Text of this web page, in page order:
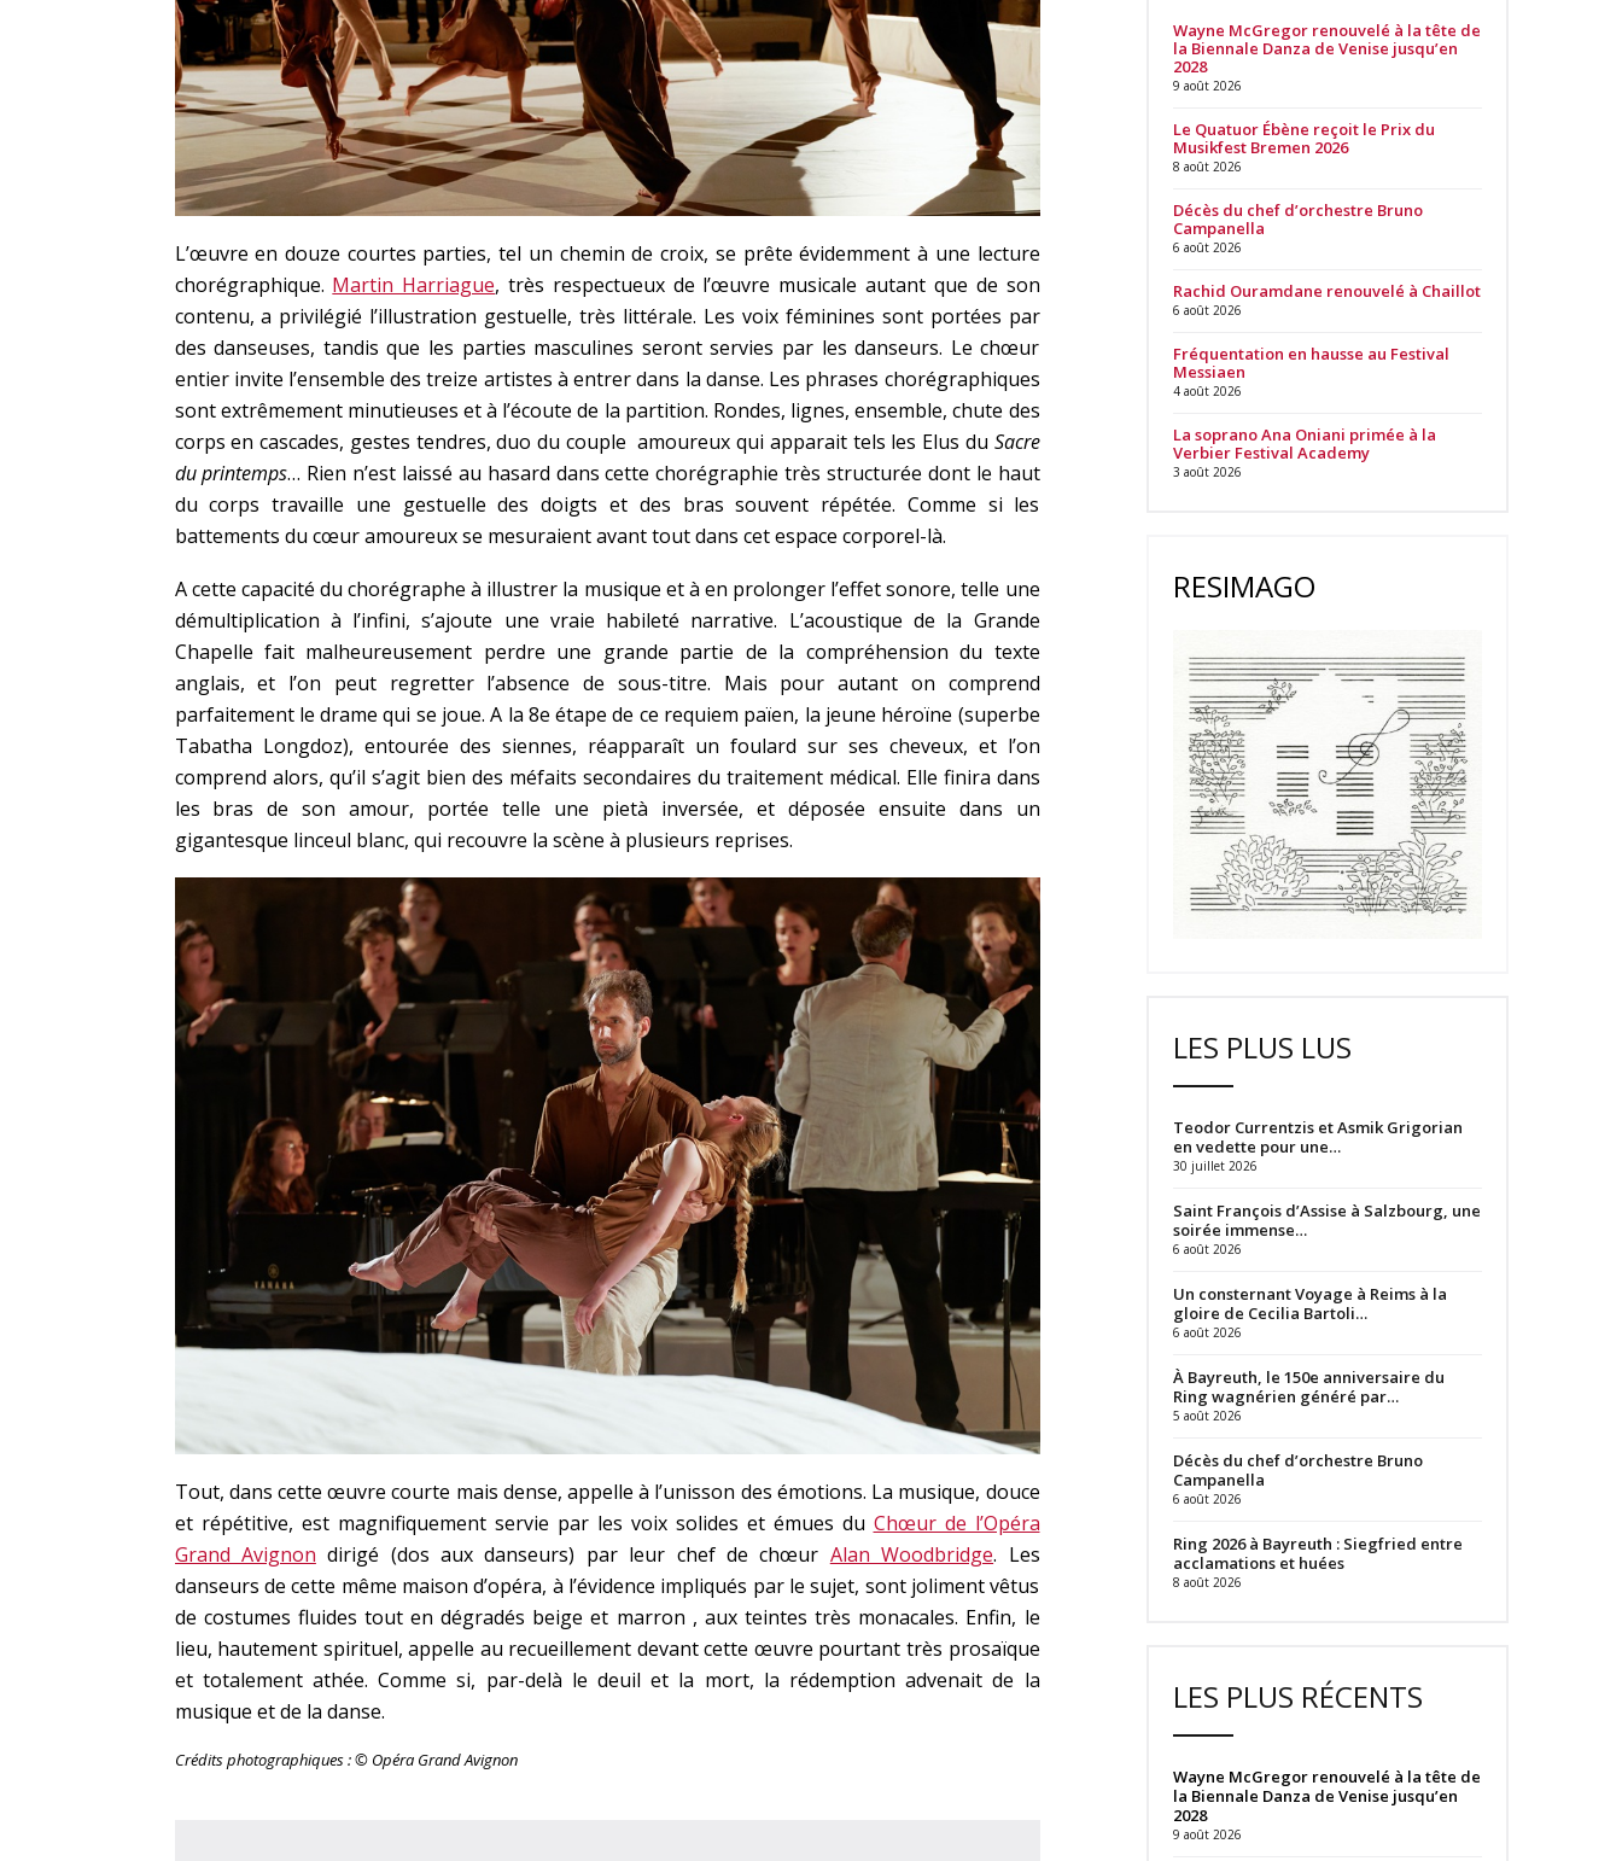
L’œuvre en douze courtes parties, tel un chemin de croix, se prête évidemment à une lecture
chorégraphique. Martin Harriague, très respectueux de l’œuvre musicale autant que de son
contenu, a privilégié l’illustration gestuelle, très littérale. Les voix féminines sont portées par
des danseuses, tandis que les parties masculines seront servies par les danseurs. Le chœur
entier invite l’ensemble des treize artistes à entrer dans la danse. Les phrases chorégraphiques
sont extrêmement minutieuses et à l’écoute de la partition. Rondes, lignes, ensemble, chute des
corps en cascades, gestes tendres, duo du couple amoureux qui apparait tels les Elus du Sacre
du printemps… Rien n’est laissé au hasard dans cette chorégraphie très structurée dont le haut
du corps travaille une gestuelle des doigts et des bras souvent répétée. Comme si les
battements du cœur amoureux se mesuraient avant tout dans cet espace corporel-là.
A cette capacité du chorégraphe à illustrer la musique et à en prolonger l’effet sonore, telle une
démultiplication à l’infini, s’ajoute une vraie habileté narrative. L’acoustique de la Grande
Chapelle fait malheureusement perdre une grande partie de la compréhension du texte
anglais, et l’on peut regretter l’absence de sous-titre. Mais pour autant on comprend
parfaitement le drame qui se joue. A la 8e étape de ce requiem païen, la jeune héroïne (superbe
Tabatha Longdoz), entourée des siennes, réapparaît un foulard sur ses cheveux, et l’on
comprend alors, qu’il s’agit bien des méfaits secondaires du traitement médical. Elle finira dans
les bras de son amour, portée telle une pietà inversée, et déposée ensuite dans un
gigantesque linceul blanc, qui recouvre la scène à plusieurs reprises.
Tout, dans cette œuvre courte mais dense, appelle à l’unisson des émotions. La musique, douce
et répétitive, est magnifiquement servie par les voix solides et émues du Chœur de l’Opéra
Grand Avignon dirigé (dos aux danseurs) par leur chef de chœur Alan Woodbridge. Les
danseurs de cette même maison d’opéra, à l’évidence impliqués par le sujet, sont joliment vêtus
de costumes fluides tout en dégradés beige et marron , aux teintes très monacales. Enfin, le
lieu, hautement spirituel, appelle au recueillement devant cette œuvre pourtant très prosaïque
et totalement athée. Comme si, par-delà le deuil et la mort, la rédemption advenait de la
musique et de la danse.
Crédits photographiques : © Opéra Grand Avignon
Wayne McGregor renouvelé à la tête de
la Biennale Danza de Venise jusqu’en
2028
9 août 2026
Le Quatuor Ébène reçoit le Prix du
Musikfest Bremen 2026
8 août 2026
Décès du chef d’orchestre Bruno
Campanella
6 août 2026
Rachid Ouramdane renouvelé à Chaillot
6 août 2026
Fréquentation en hausse au Festival
Messiaen
4 août 2026
La soprano Ana Oniani primée à la
Verbier Festival Academy
3 août 2026
RESIMAGO
LES PLUS LUS
Teodor Currentzis et Asmik Grigorian
en vedette pour une…
30 juillet 2026
Saint François d’Assise à Salzbourg, une
soirée immense…
6 août 2026
Un consternant Voyage à Reims à la
gloire de Cecilia Bartoli…
6 août 2026
À Bayreuth, le 150e anniversaire du
Ring wagnérien généré par…
5 août 2026
Décès du chef d’orchestre Bruno
Campanella
6 août 2026
Ring 2026 à Bayreuth : Siegfried entre
acclamations et huées
8 août 2026
LES PLUS RÉCENTS
Wayne McGregor renouvelé à la tête de
la Biennale Danza de Venise jusqu’en
2028
9 août 2026